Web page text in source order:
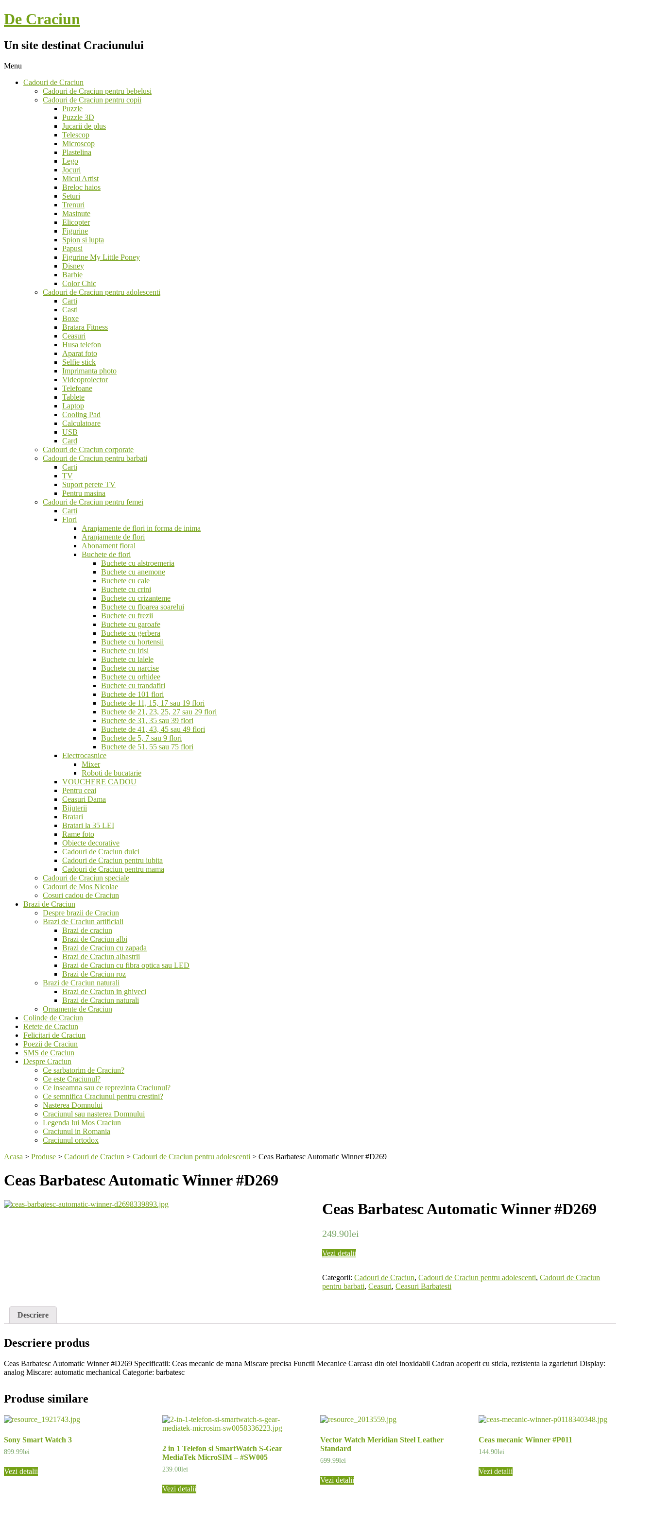
Skip
to
De Craciun
Un site destinat Craciunului
Navigation
Menu
Cadouri de Craciun
Cadouri de Craciun pentru bebelusi
Cadouri de Craciun pentru copii
Puzzle
Puzzle 3D
Jucarii de plus
Telescop
Microscop
Plastelina
Lego
Jocuri
Micul Artist
Breloc haios
Seturi
Trenuri
Masinute
Elicopter
Figurine
Spion si lupta
Papusi
Figurine My Little Poney
Disney
Barbie
Color Chic
Cadouri de Craciun pentru adolescenti
Carti
Casti
Boxe
Bratara Fitness
Ceasuri
Husa telefon
Aparat foto
Selfie stick
Imprimanta photo
Videoproiector
Telefoane
Tablete
Laptop
Cooling Pad
Calculatoare
USB
Card
Cadouri de Craciun corporate
Cadouri de Craciun pentru barbati
Carti
TV
Suport perete TV
Pentru masina
Cadouri de Craciun pentru femei
Carti
Flori
Aranjamente de flori in forma de inima
Aranjamente de flori
Abonament floral
Buchete de flori
Buchete cu alstroemeria
Buchete cu anemone
Buchete cu cale
Buchete cu crini
Buchete cu crizanteme
Buchete cu floarea soarelui
Buchete cu frezii
Buchete cu garoafe
Buchete cu gerbera
Buchete cu hortensii
Buchete cu irisi
Buchete cu lalele
Buchete cu narcise
Buchete cu orhidee
Buchete cu trandafiri
Buchete de 101 flori
Buchete de 11, 15, 17 sau 19 flori
Buchete de 21, 23, 25, 27 sau 29 flori
Buchete de 31, 35 sau 39 flori
Buchete de 41, 43, 45 sau 49 flori
Buchete de 5, 7 sau 9 flori
Buchete de 51. 55 sau 75 flori
Electrocasnice
Mixer
Roboti de bucatarie
VOUCHERE CADOU
Pentru ceai
Ceasuri Dama
Bijuterii
Bratari
Bratari la 35 LEI
Rame foto
Obiecte decorative
Cadouri de Craciun dulci
Cadouri de Craciun pentru iubita
Cadouri de Craciun pentru mama
Cadouri de Craciun speciale
Cadouri de Mos Nicolae
Cosuri cadou de Craciun
Brazi de Craciun
Despre brazii de Craciun
Brazi de Craciun artificiali
Brazi de craciun
Brazi de Craciun albi
Brazi de Craciun cu zapada
Brazi de Craciun albastrii
Brazi de Craciun cu fibra optica sau LED
Brazi de Craciun roz
Brazi de Craciun naturali
Brazi de Craciun in ghiveci
Brazi de Craciun naturali
Ornamente de Craciun
Colinde de Craciun
Retete de Craciun
Felicitari de Craciun
Poezii de Craciun
SMS de Craciun
Despre Craciun
Ce sarbatorim de Craciun?
Ce este Craciunul?
Ce inseamna sau ce reprezinta Craciunul?
Ce semnifica Craciunul pentru crestini?
Nasterea Domnului
Craciunul sau nasterea Domnului
Legenda lui Mos Craciun
Craciunul in Romania
Craciunul ortodox
Acasa > Produse > Cadouri de Craciun > Cadouri de Craciun pentru adolescenti > Ceas Barbatesc Automatic Winner #D269
Ceas Barbatesc Automatic Winner #D269
Ceas Barbatesc Automatic Winner #D269
249.90lei
Vezi detalii
Categorii:Cadouri de Craciun,Cadouri de Craciun pentru adolescenti,Cadouri de Craciun
pentru barbati,Ceasuri,Ceasuri Barbatesti
Descriere
Descriere produs
Ceas Barbatesc Automatic Winner #D269 Specificatii: Ceas mecanic de mana Miscare precisa Functii Mecanice Carcasa din otel inoxidabil Cadran acoperit cu sticla, rezistenta la zgarieturi Display:
analog Miscare: automatic mechanical Categorie: barbatesc
Produse similare
Sony Smart Watch 3
899.99lei
Vezi detalii
2 in 1 Telefon si SmartWatch S-Gear
MediaTek MicroSIM – #SW005
239.00lei
Vezi detalii
Vector Watch Meridian Steel Leather
Standard
699.99lei
Vezi detalii
Ceas mecanic Winner #P011
144.90lei
Vezi detalii